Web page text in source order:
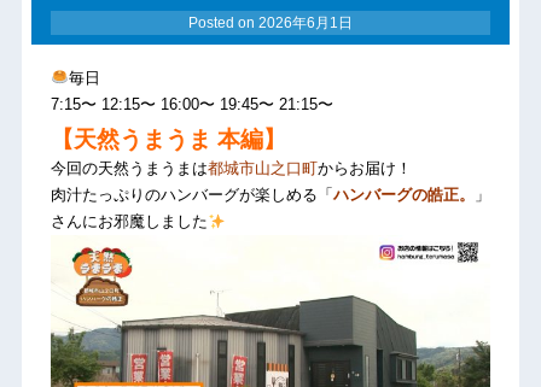
Posted on 2026年6月1日
毎日
7:15〜 12:15〜 16:00〜 19:45〜 21:15〜
【天然うまうま 本編】
今回の天然うまうまは都城市山之口町からお届け！
肉汁たっぷりのハンバーグが楽しめる「 ハンバーグの皓正。
」
さんにお邪魔しました